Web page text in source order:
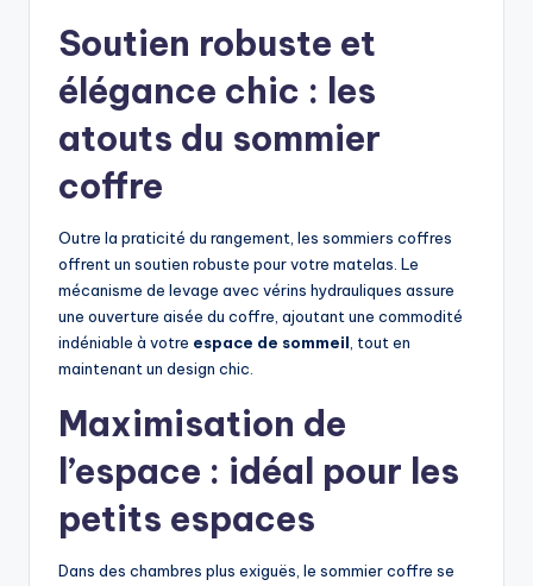
Soutien robuste et
élégance chic : les
atouts du sommier
coffre
Outre la praticité du rangement, les sommiers coffres
offrent un soutien robuste pour votre matelas. Le
mécanisme de levage avec vérins hydrauliques assure
une ouverture aisée du coffre, ajoutant une commodité
indéniable à votre espace de sommeil , tout en
maintenant un design chic.
Maximisation de
l’espace : idéal pour les
petits espaces
Dans des chambres plus exiguës, le sommier coffre se